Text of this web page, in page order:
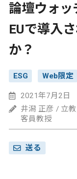
論壇ウォッ
EUで導入
か？
ESG Web限定
2021年7月2日
井潟 正彦 / 立
客員教授
送る